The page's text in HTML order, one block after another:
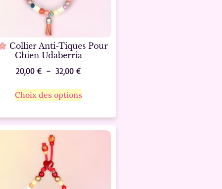
Collier Anti-Tiques Pour
Chien Udaberria
20,00€ – 32,00€
Choix des options